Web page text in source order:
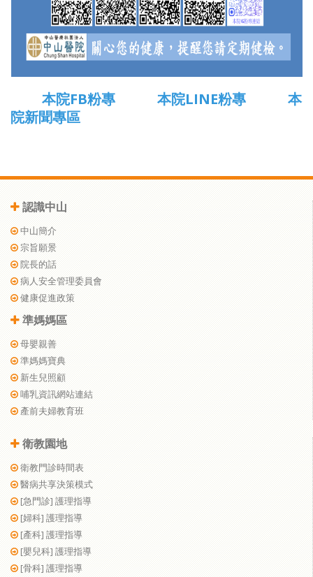
本院FB粉專 本院LINE粉專
本
院新聞專區
認識中山
中山簡介
宗旨願景
院長的話
病人安全管理委員會
健康促進政策
準媽媽區
母嬰親善
準媽媽寶典
新生兒照顧
哺乳資訊網站連結
產前夫婦教育班
衛教園地
衛教門診時間表
醫病共享決策模式
[急門診] 護理指導
[婦科] 護理指導
[產科] 護理指導
[嬰兒科] 護理指導
[骨科] 護理指導